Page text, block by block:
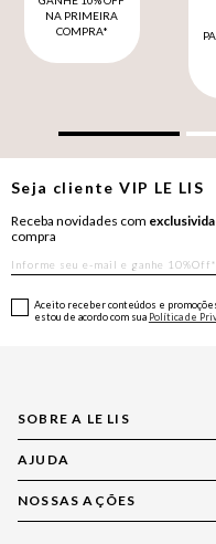
NA PRIMEIRA
COMPRA*
Seja clienteVIP LE LIS
Receba novidades com
compra
Aceito receber conteúdos e
estou de acordo com sua Política de
SOBRE A LE LIS
Quem Somos
Nossas Lojas
AJUDA
Compre pelo WhatsApp
NOSSAS AÇÕES